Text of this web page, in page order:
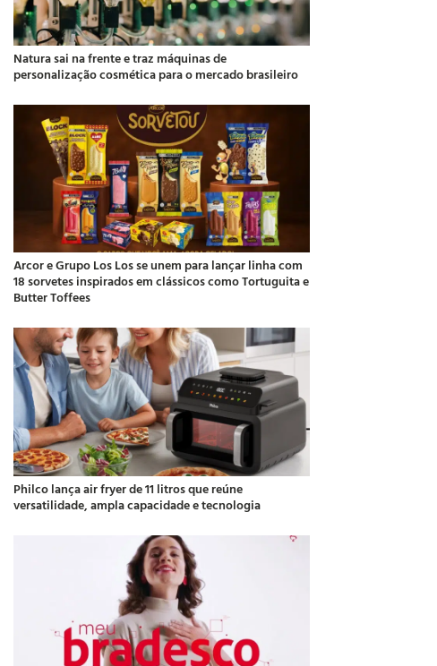
Natura sai na frente e traz máquinas de
personalização cosmética para o mercado brasileiro
Arcor e Grupo Los Los se unem para lançar linha com
18 sorvetes inspirados em clássicos como Tortuguita e
Butter Toffees
Philco lança air fryer de 11 litros que reúne
versatilidade, ampla capacidade e tecnologia